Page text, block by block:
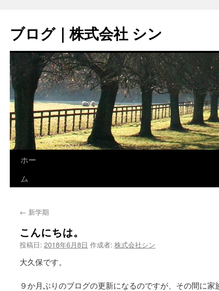
テ
ン
ス
キ
ッ
プ
ブログ｜株式会社 シン
ホー
ム
← 新学期
こんにちは。
投稿日: 2018年6月8日 作成者: 株式会社シン
大久保です。
９か月ぶりのブログの更新になるのですが、その間に